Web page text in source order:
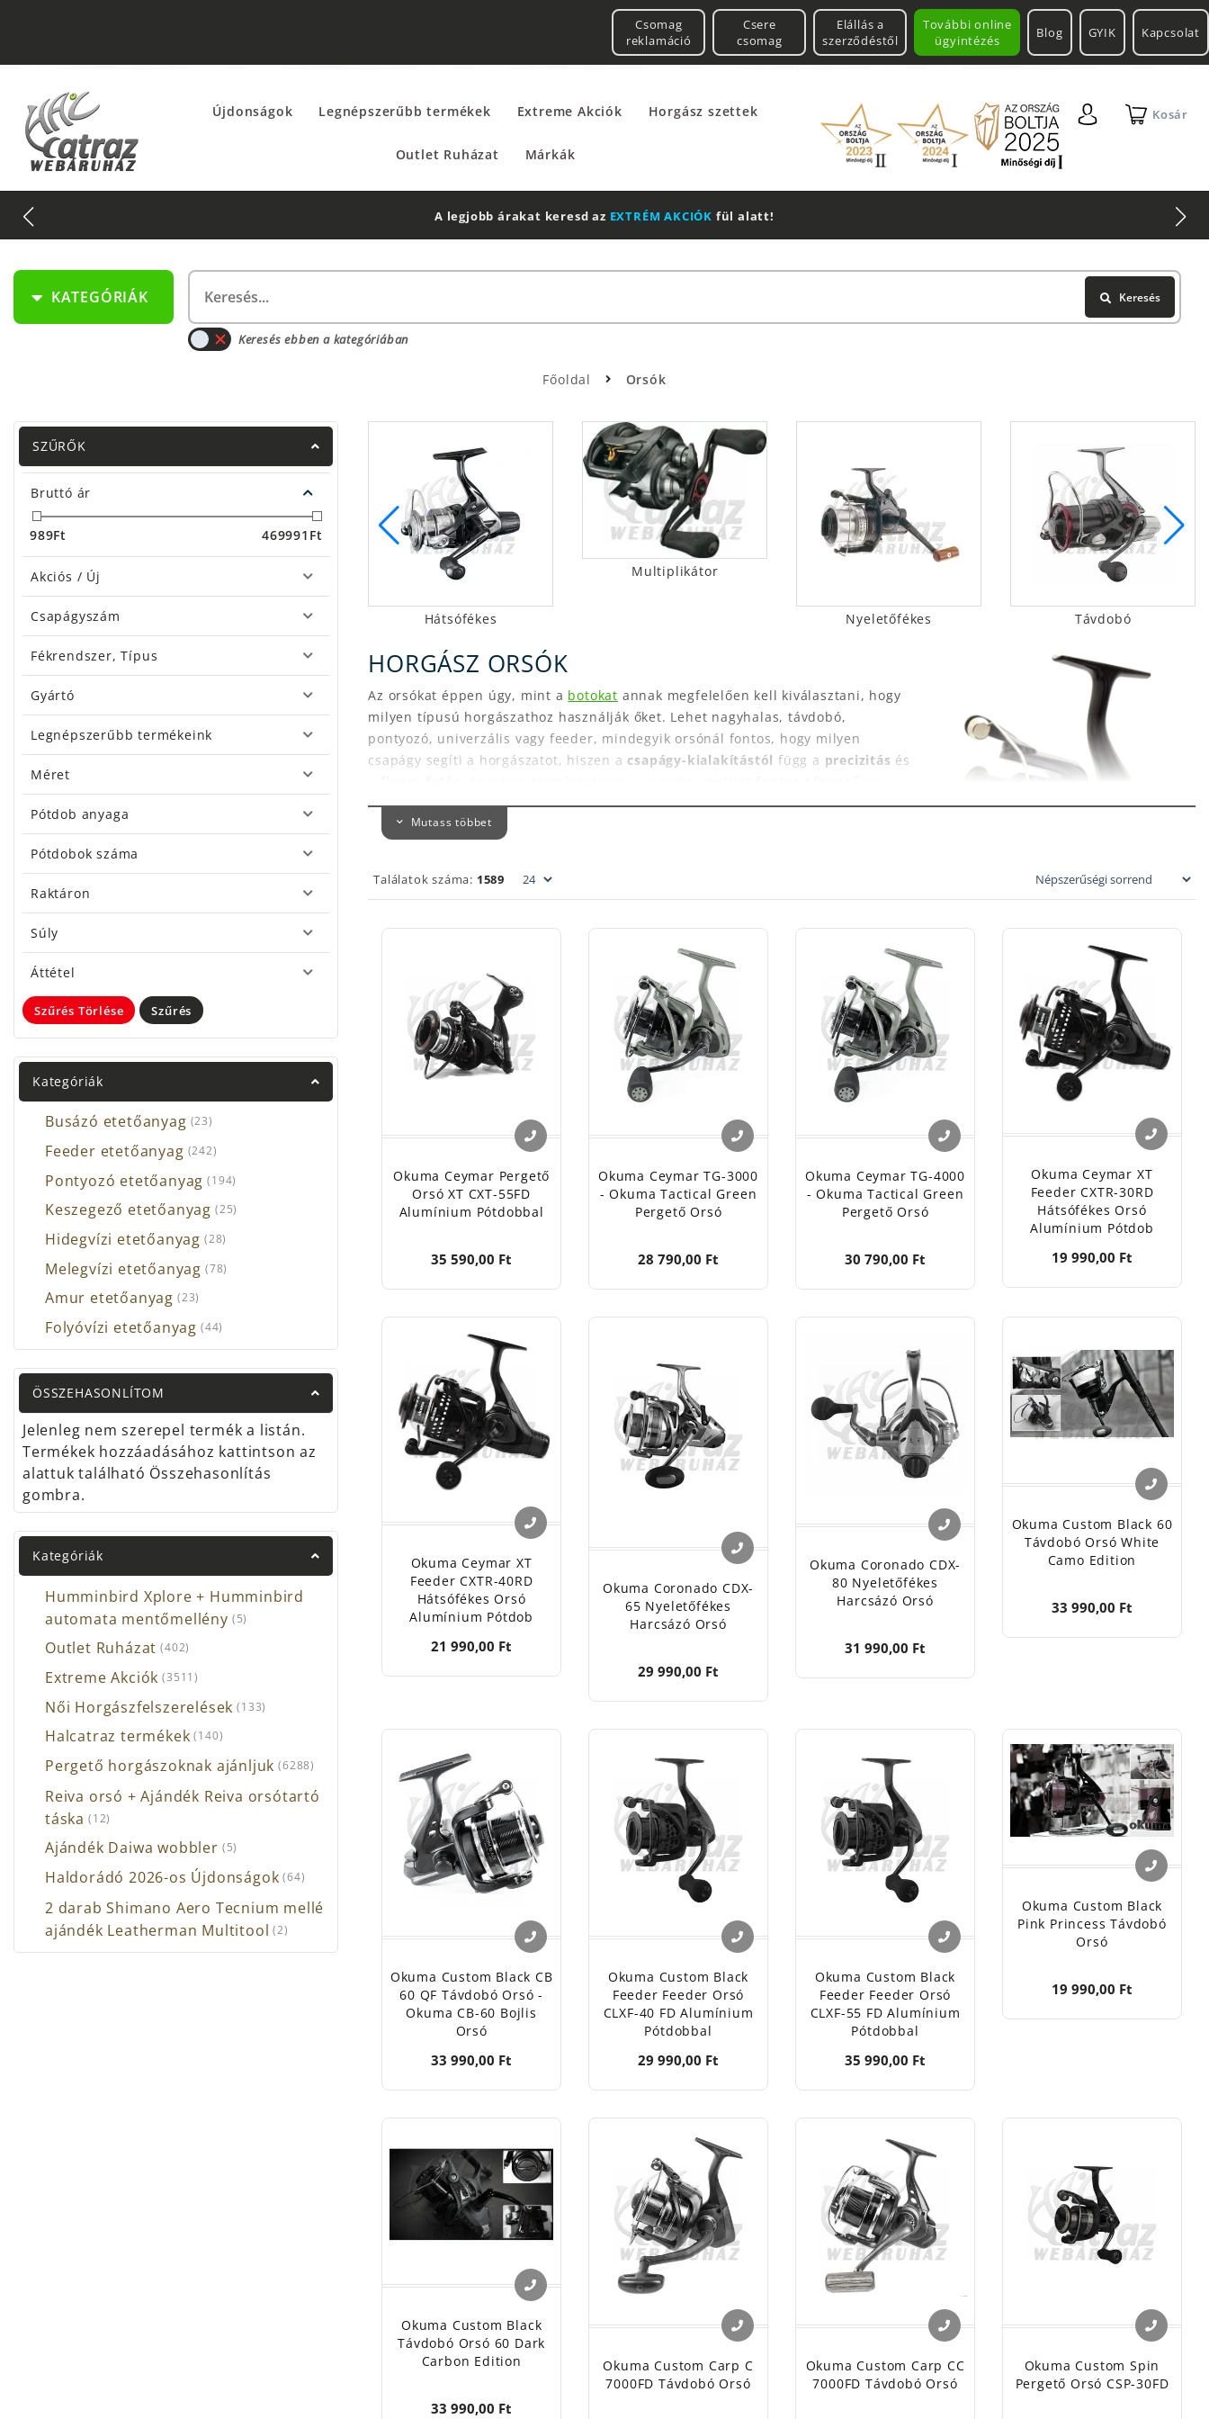
További online
ügyintézés
Csomag
reklamáció
Csere
csomag
Elállás a
szerződéstől
Blog GYIK Kapcsolat
Újdonságok Legnépszerűbb termékek Extreme Akciók Horgász szettek
Outlet Ruházat Márkák
Kosár
az 2 db Shimano Aero
KATEGÓRIÁK Keresés
Keresés ebben a kategóriában
Főoldal Orsók
SZŰRŐK
Bruttó ár
989Ft Ft
469991
Akciós / Új
Csapágyszám
Fékrendszer, Típus
Gyártó
Legnépszerűbb termékeink
Méret
Pótdob anyaga
Pótdobok száma
Raktáron
Súly
Áttétel
Szűrés Törlése Szűrés
Kategóriák
Busázó etetőanyag (23)
Feeder etetőanyag (242)
Pontyozó etetőanyag (194)
Keszegező etetőanyag (25)
Hidegvízi etetőanyag (28)
Melegvízi etetőanyag (78)
Amur etetőanyag (23)
Folyóvízi etetőanyag (44)
ÖSSZEHASONLÍTOM
Jelenleg nem szerepel termék a listán.
Termékek hozzáadásához kattintson az
alattuk található Összehasonlítás
gombra.
Kategóriák
Humminbird Xplore + Humminbird
automata mentőmellény (5)
Outlet Ruházat (402)
Extreme Akciók (3511)
Női Horgászfelszerelések (133)
Halcatraz termékek (140)
Pergető horgászoknak ajánljuk (6288)
Reiva orsó + Ajándék Reiva orsótartó
táska (12)
Ajándék Daiwa wobbler (5)
Haldorádó 2026-os Újdonságok (64)
2 darab Shimano Aero Tecnium mellé
ajándék Leatherman Multitool (2)
Feeder Hátsófékes
Multiplikátor
Nyeletőfékes Távdobó
HORGÁSZ ORSÓK
Az orsókat éppen úgy, mint a botokat annak megfelelően kell kiválasztani, hogy
milyen típusú horgászathoz használják őket. Lehet nagyhalas, távdobó,
pontyozó, univerzális vagy feeder, mindegyik orsónál fontos, hogy milyen
csapágy segíti a horgászatot, hiszen a csapágy-kialakítástól függ a precizitás és
orsó kiválasztásakor azsinórkapacitás, a fék és a hajtókaris. Az orsó súlya és a
súly elosztása már inkább egyén ízlés kérdése mindamellett, hogy hosszabb
lehetséges, ha a horgászorsó belső kialakításai is lehetővé teszi. Különben csak
bosszankodás lesz, horgászás helyett.
Mutass többet
Találatok száma: 1589
Okuma Ceymar Pergető
Orsó XT CXT-55FD
Alumínium Pótdobbal
35 590,00 Ft
Okuma Ceymar TG-3000
- Okuma Tactical Green
Pergető Orsó
28 790,00 Ft
Okuma Ceymar TG-4000
- Okuma Tactical Green
Pergető Orsó
30 790,00 Ft
Okuma Ceymar XT
Feeder CXTR-30RD
Hátsófékes Orsó
Alumínium Pótdob
19 990,00 Ft
Okuma Ceymar XT
Feeder CXTR-40RD
Hátsófékes Orsó
Alumínium Pótdob
21 990,00 Ft
Okuma Coronado CDX-
65 Nyeletőfékes
Harcsázó Orsó
29 990,00 Ft
Okuma Coronado CDX-
80 Nyeletőfékes
Harcsázó Orsó
31 990,00 Ft
Okuma Custom Black 60
Távdobó Orsó White
Camo Edition
33 990,00 Ft
Okuma Custom Black CB
60 QF Távdobó Orsó -
Okuma CB-60 Bojlis
Orsó
33 990,00 Ft
Okuma Custom Black
Feeder Feeder Orsó
CLXF-40 FD Alumínium
Pótdobbal
29 990,00 Ft
Okuma Custom Black
Feeder Feeder Orsó
CLXF-55 FD Alumínium
Pótdobbal
35 990,00 Ft
Okuma Custom Black
Pink Princess Távdobó
Orsó
19 990,00 Ft
Okuma Custom Black
Távdobó Orsó 60 Dark
Carbon Edition
33 990,00 Ft
Okuma Custom Carp C
7000FD Távdobó Orsó
Okuma Custom Carp CC
7000FD Távdobó Orsó
Okuma Custom Spin
Pergető Orsó CSP-30FD